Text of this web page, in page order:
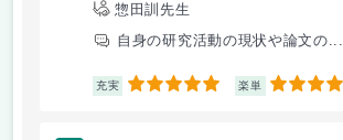
惣田訓先生
自身の研究活動の現状や論文の...
充実 5 楽単 4